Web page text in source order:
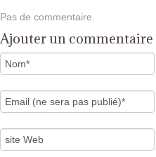
Pas de commentaire.
Ajouter un commentaire